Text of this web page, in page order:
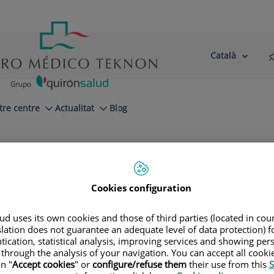
Selector
Llenguatge
Català
centre Actualitat Blog
format per especialistes en
estructural, electrofisiologia, i
diagnostiquem i tractem
Cookies configuration
uses its own cookies and those of third parties (located in
does not guarantee an adequate level of data protection)
statistical analysis, improving services and showing
the analysis of your navigation. You can accept all
"Accept cookies" or configure/refuse themtheir use from this